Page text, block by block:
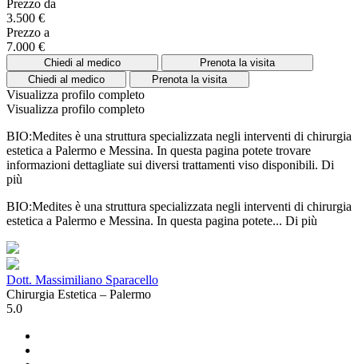
Prezzo da
3.500 €
Prezzo a
7.000 €
Chiedi al medico
Prenota la visita
Chiedi al medico
Prenota la visita
Visualizza profilo completo
Visualizza profilo completo
BIO:Medites è una struttura specializzata negli interventi di chirurgia
estetica a Palermo e Messina. In questa pagina potete trovare
informazioni dettagliate sui diversi trattamenti viso disponibili. Di
più
BIO:Medites è una struttura specializzata negli interventi di chirurgia
estetica a Palermo e Messina. In questa pagina potete... Di più
Dott. Massimiliano Sparacello
Chirurgia Estetica – Palermo
5.0